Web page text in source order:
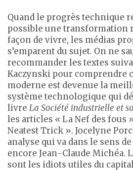
Quand le progrès technique
possible une transformation
façon de vivre, les médias
s’emparent du sujet. On ne
recommander les textes
Kaczynski pour comprendre
moderne est devenue la
système technologique qui
livre La Société industrielle et
les articles « La Nef des fous
Neatest Trick ». Jocelyne
analyse qui va dans le sens
encore Jean-Claude Michéa.
sont les idiots utiles du